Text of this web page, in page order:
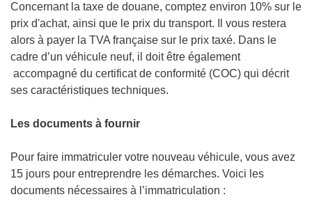
Concernant la taxe de douane, comptez environ 10% sur le
prix d'achat, ainsi que le prix du transport. Il vous restera
alors à payer la TVA française sur le prix taxé. Dans le
cadre d’un véhicule neuf, il doit être également
accompagné du certificat de conformité (COC) qui décrit
ses caractéristiques techniques.
Les documents à fournir
Pour faire immatriculer votre nouveau véhicule, vous avez
15 jours pour entreprendre les démarches. Voici les
documents nécessaires à l’immatriculation :